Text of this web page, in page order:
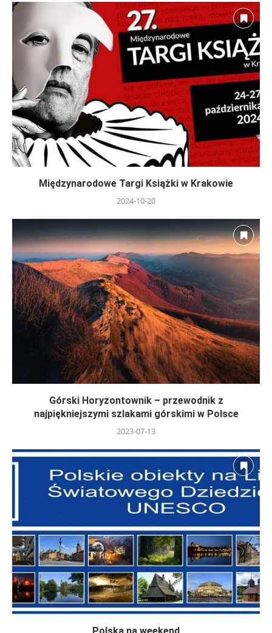
Międzynarodowe Targi Książki w Krakowie
2024-10-20
Górski Horyzontownik – przewodnik z
najpiękniejszymi szlakami górskimi w Polsce
2023-07-13